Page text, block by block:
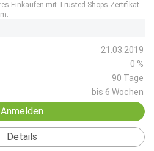
Einkaufen mit Trusted Shops-Zertifikat
21.03.2019
0 %
90 Tage
bis 6 Wochen
Anmelden
Details